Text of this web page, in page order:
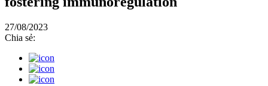
27/08/2023
Chia sẻ: